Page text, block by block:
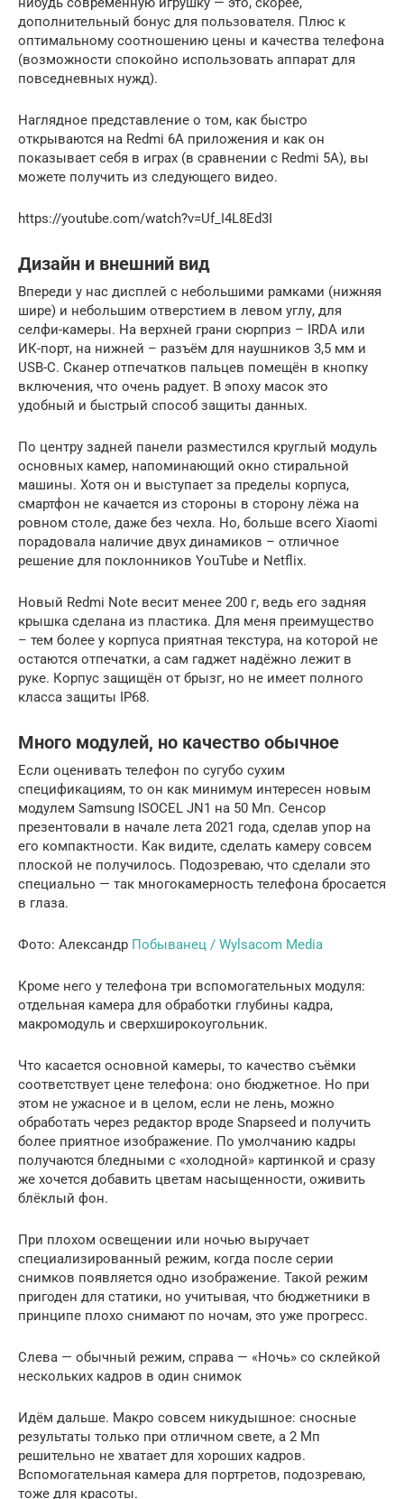
дополнительный бонус для пользователя. Плюс к
оптимальному соотношению цены и качества телефона
(возможности спокойно использовать аппарат для
повседневных нужд).
Наглядное представление о том, как быстро
открываются на Redmi 6A приложения и как он
показывает себя в играх (в сравнении с Redmi 5A), вы
можете получить из следующего видео.
https://youtube.com/watch?v=Uf_I4L8Ed3I
Дизайн и внешний вид
Впереди у нас дисплей с небольшими рамками (нижняя
шире) и небольшим отверстием в левом углу, для
селфи-камеры. На верхней грани сюрприз – IRDA или
ИК-порт, на нижней – разъём для наушников 3,5 мм и
USB-C. Сканер отпечатков пальцев помещён в кнопку
включения, что очень радует. В эпоху масок это
удобный и быстрый способ защиты данных.
По центру задней панели разместился круглый модуль
основных камер, напоминающий окно стиральной
машины. Хотя он и выступает за пределы корпуса,
смартфон не качается из стороны в сторону лёжа на
ровном столе, даже без чехла. Но, больше всего Xiaomi
порадовала наличие двух динамиков – отличное
решение для поклонников YouTube и Netflix.
Новый Redmi Note весит менее 200 г, ведь его задняя
крышка сделана из пластика. Для меня преимущество
– тем более у корпуса приятная текстура, на которой не
остаются отпечатки, а сам гаджет надёжно лежит в
руке. Корпус защищён от брызг, но не имеет полного
класса защиты IP68.
Много модулей, но качество обычное
Если оценивать телефон по сугубо сухим
спецификациям, то он как минимум интересен новым
модулем Samsung ISOCEL JN1 на 50 Мп. Сенсор
презентовали в начале лета 2021 года, сделав упор на
его компактности. Как видите, сделать камеру совсем
плоской не получилось. Подозреваю, что сделали это
специально — так многокамерность телефона бросается
в глаза.
Фото: Александр Побыванец / Wylsacom Media
Кроме него у телефона три вспомогательных модуля:
отдельная камера для обработки глубины кадра,
макромодуль и сверхширокоугольник.
Что касается основной камеры, то качество съёмки
соответствует цене телефона: оно бюджетное. Но при
этом не ужасное и в целом, если не лень, можно
обработать через редактор вроде Snapseed и получить
более приятное изображение. По умолчанию кадры
получаются бледными с «холодной» картинкой и сразу
же хочется добавить цветам насыщенности, оживить
блёклый фон.
При плохом освещении или ночью выручает
специализированный режим, когда после серии
снимков появляется одно изображение. Такой режим
пригоден для статики, но учитывая, что бюджетники в
принципе плохо снимают по ночам, это уже прогресс.
Слева — обычный режим, справа — «Ночь» со склейкой
нескольких кадров в один снимок
Идём дальше. Макро совсем никудышное: сносные
результаты только при отличном свете, а 2 Мп
решительно не хватает для хороших кадров.
Вспомогательная камера для портретов, подозреваю,
тоже для красоты.